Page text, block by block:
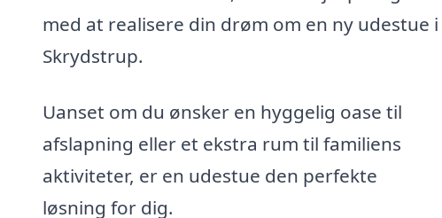
med at realisere din drøm om en ny udestue i
Skrydstrup.
Uanset om du ønsker en hyggelig oase til
afslapning eller et ekstra rum til familiens
aktiviteter, er en udestue den perfekte
løsning for dig.